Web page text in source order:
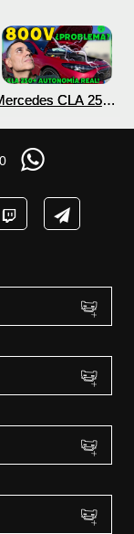
CLA 250+
que NO lo
necesita? PRUEBA
AUTONOMÍA